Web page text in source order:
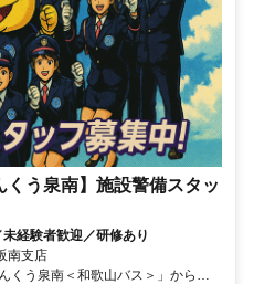
くう泉南】施設警備スタッ
経験者歓迎／研修あり
南支店
くう泉南＜和歌山バス＞」から徒